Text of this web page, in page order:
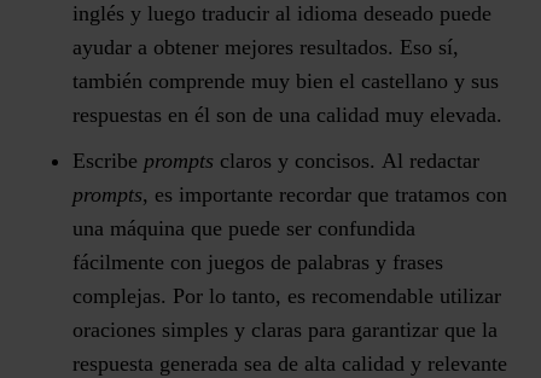
inglés y luego traducir al idioma deseado puede
ayudar a obtener mejores resultados. Eso sí,
también comprende muy bien el castellano y sus
respuestas en él son de una calidad muy elevada.
Escribe prompts claros y concisos. Al redactar
prompts, es importante recordar que tratamos con
una máquina que puede ser confundida
fácilmente con juegos de palabras y frases
complejas. Por lo tanto, es recomendable utilizar
oraciones simples y claras para garantizar que la
respuesta generada sea de alta calidad y relevante